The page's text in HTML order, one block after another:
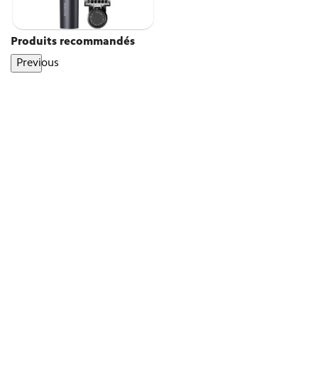
Produits recommandés
Previous